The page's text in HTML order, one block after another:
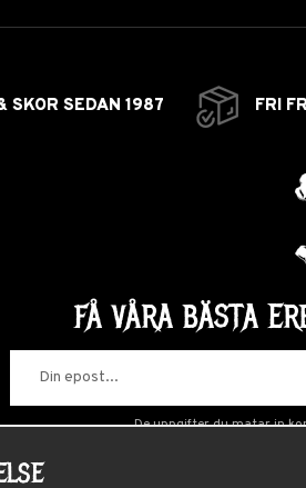
SKOR SEDAN 1987 FRI
FÅ VÅRA BÄSTA
De uppgifter du matar in